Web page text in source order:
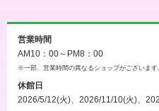
営業時間
AM10：00～PM8：00
※一部、営業時間の異なるショップがございます
休館日
2026/5/12(火)、2026/11/10(火)、